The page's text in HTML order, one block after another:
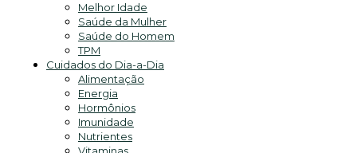
Melhor Idade
Saúde da Mulher
Saúde do Homem
TPM
Cuidados do Dia-a-Dia
Alimentação
Energia
Hormônios
Imunidade
Nutrientes